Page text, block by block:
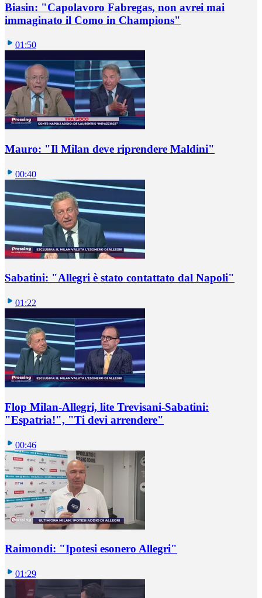
Biasin: "Capolavoro Fabregas, non avrei mai
immaginato il Como in Champions"
01:50
Mauro: "Il Milan deve riprendere Maldini"
00:40
Sabatini: "Allegri è stato contattato dal Napoli"
01:22
Flop Milan-Allegri, lite Trevisani-Sabatini:
"Espatria!", "Ti devi arrendere"
00:46
Raimondi: "Ipotesi esonero Allegri"
01:29